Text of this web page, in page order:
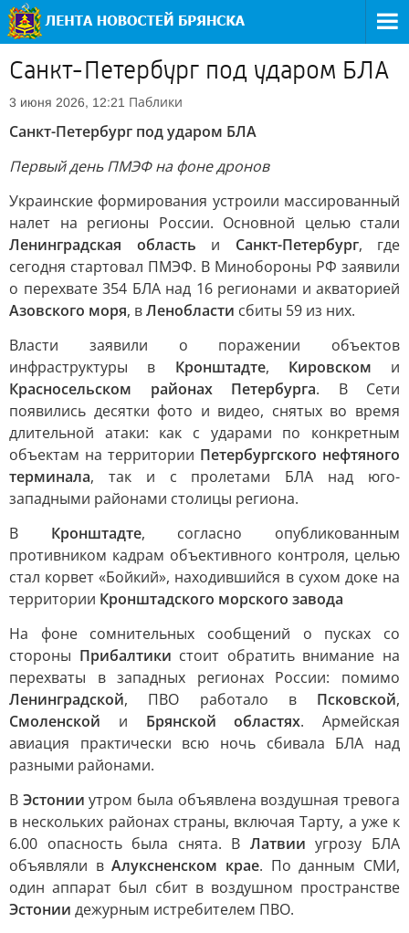
Санкт-Петербург под ударом БЛА
3 июня 2026, 12:21 Паблики
Санкт-Петербург под ударом БЛА
Первый день ПМЭФ на фоне дронов
Украинские формирования устроили массированный
налет на регионы России. Основной целью стали
Ленинградская область и Санкт-Петербург, где
сегодня стартовал ПМЭФ. В Минобороны РФ заявили
о перехвате 354 БЛА над 16 регионами и акваторией
Азовского моря, вЛенобласти сбиты 59 из них.
Власти заявили о поражении объектов
инфраструктуры в Кронштадте, Кировском и
Красносельском районах Петербурга. В Сети
появились десятки фото и видео, снятых во время
длительной атаки: как с ударами по конкретным
объектам на территории Петербургского нефтяного
терминала, так и с пролетами БЛА над юго-
западными районами столицы региона.
В Кронштадте, согласно опубликованным
противником кадрам объективного контроля, целью
стал корвет «Бойкий», находившийся в сухом доке на
территории Кронштадского морского завода
На фоне сомнительных сообщений о пусках со
стороны Прибалтики стоит обратить внимание на
перехваты в западных регионах России: помимо
Ленинградской, ПВО работало в Псковской,
Смоленской и Брянской областях. Армейская
авиация практически всю ночь сбивала БЛА над
разными районами.
В Эстонии утром была объявлена воздушная тревога
в нескольких районах страны, включая Тарту, а уже к
6.00 опасность была снята. В Латвии угрозу БЛА
объявляли вАлуксненском крае. По данным СМИ,
один аппарат был сбит в воздушном пространстве
Эстонии дежурным истребителем ПВО.